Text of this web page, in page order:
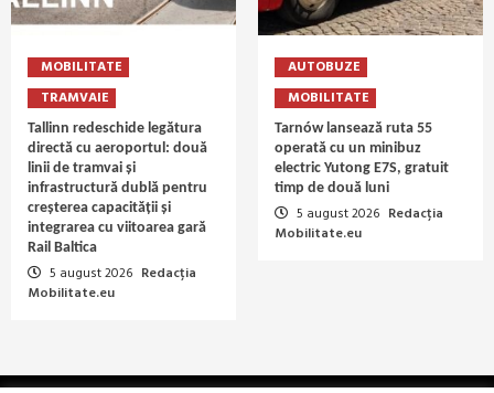
MOBILITATE
TRAMVAIE
Tallinn redeschide legătura
directă cu aeroportul: două
linii de tramvai și
infrastructură dublă pentru
creșterea capacității și
integrarea cu viitoarea gară
Rail Baltica
5 august 2026 Redacția
Mobilitate.eu
AUTOBUZE
MOBILITATE
Tarnów lansează ruta 55
operată cu un minibuz
electric Yutong E7S, gratuit
timp de două luni
5 august 2026 Redacția
Mobilitate.eu